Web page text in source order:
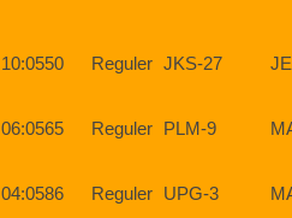
10:0550 Reguler JKS-27
06:0565 Reguler PLM-9
04:0586 Reguler UPG-3